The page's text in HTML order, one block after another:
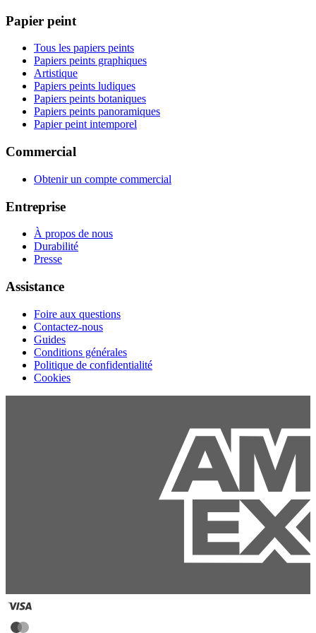
Papier peint
Tous les papiers peints
Papiers peints graphiques
Artistique
Papiers peints ludiques
Papiers peints botaniques
Papiers peints panoramiques
Papier peint intemporel
Commercial
Obtenir un compte commercial
Entreprise
À propos de nous
Durabilité
Presse
Assistance
Foire aux questions
Contactez-nous
Guides
Conditions générales
Politique de confidentialité
Cookies